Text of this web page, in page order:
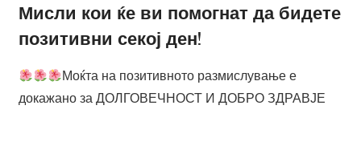
Мисли кои ќе ви помогнат да бидете
позитивни секој ден!
Моќта на позитивното размислување е
докажано за ДОЛГОВЕЧНОСТ И ДОБРО ЗДРАВЈЕ